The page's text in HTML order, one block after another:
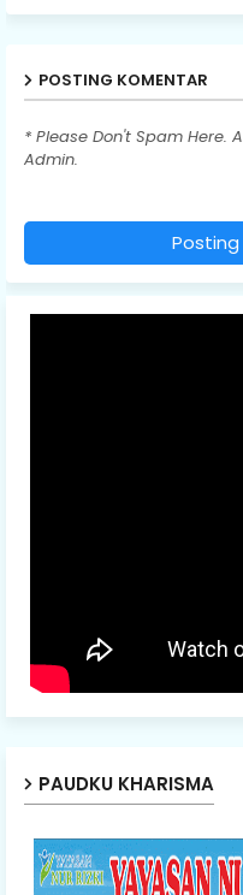
POSTING KOMENTAR
* Please Don't Spam Here.
Admin.
PAUDKU KHARISMA